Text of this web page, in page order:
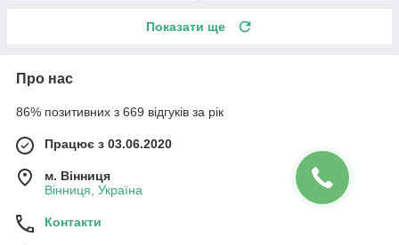
Показати ще
Про нас
86% позитивних з 669 відгуків за рік
Працює з 03.06.2020
м. Вінниця
Вінниця, Україна
Контакти